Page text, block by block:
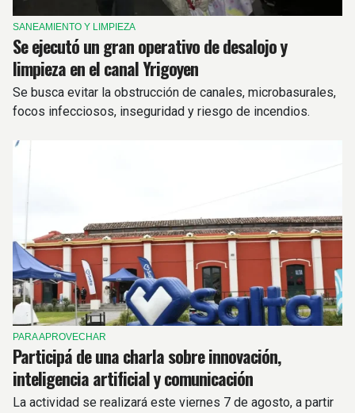
SANEAMIENTO Y LIMPIEZA
Se ejecutó un gran operativo de desalojo y
limpieza en el canal Yrigoyen
Se busca evitar la obstrucción de canales, microbasurales,
focos infecciosos, inseguridad y riesgo de incendios.
PARA APROVECHAR
Participá de una charla sobre innovación,
inteligencia artificial y comunicación
La actividad se realizará este viernes 7 de agosto, a partir